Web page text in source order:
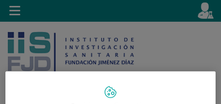
Saltar al contenido
activo
es
Toggle
navigation